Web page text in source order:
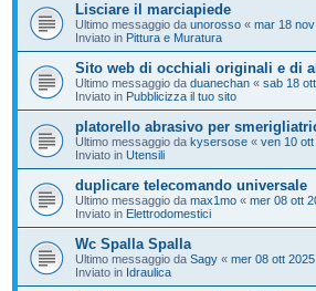
Lisciare il marciapiede
Ultimo messaggio da unorosso « mar 18
Inviato in Pittura e Muratura
Sito web di occhiali originali e di
Ultimo messaggio da duanechan « sab 18
Inviato in Pubblicizza il tuo sito
platorello abrasivo per
Ultimo messaggio da kysersose « ven 10
Inviato in Utensili
duplicare telecomando universale
Ultimo messaggio da max1mo « mer 08 ott
Inviato in Elettrodomestici
Wc Spalla Spalla
Ultimo messaggio da Sagy « mer 08 ott
Inviato in Idraulica